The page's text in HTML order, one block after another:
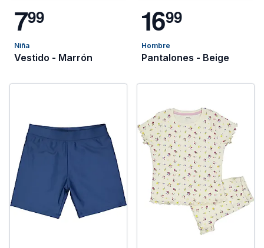
799
Niña
Vestido - Marrón
1699
Hombre
Pantalones - Beige